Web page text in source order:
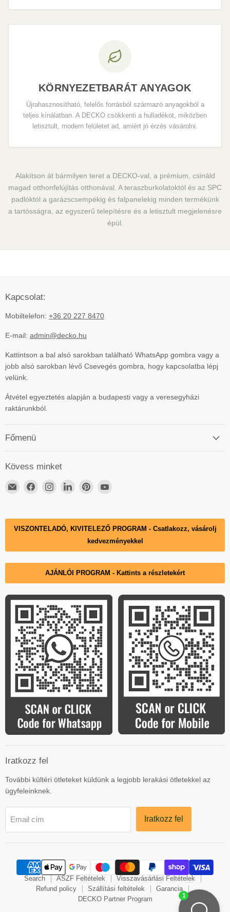
KÖRNYEZETBARÁT ANYAGOK
Újrahasznosítható, felelős forrásból származó anyagokból a
teljes kínálatban. A DECKO csökkenti a hulladékot, miközben
letisztult, modern felületet ad, amiért jó érzés vásárolni.
Alakítson át bármilyen teret a DECKO-val, a prémium, csináld
magad otthonfelújítás otthonával. A teraszburkolatoktól és az SPC
padlóktól a garázscsempékig és falpanelekig minden termékünk
a tartósságra, az egyszerű telepítésre és a letisztult megjelenésre
épül.
Kapcsolat:
Mobiltelefon: +36 20 227 8470
E-mail: admin@decko.hu
Kattintson a bal alsó sarokban található WhatsApp gombra vagy a
jobb alsó sarokban lévő Csevegés gombra, hogy kapcsolatba lépj
velünk.
Átvétel egyeztetés alapján a budapesti vagy a veresegyházi
raktárunkból.
Főmenü
Kövess minket
Email
ElérhetőségünkFacebook
ElérhetőségünkInstagram
ElérhetőségünkLinkedIn
ElérhetőségünkPinterest
VISZONTELADÓ, KIVITELEZŐ PROGRAM - Csatlakozz, vásárolj
kedvezményekkel
AJÁNLÓI PROGRAM - Kattints a részletekért
Iratkozz fel
További kültéri ötleteket küldünk a legjobb lerakási ötletekkel az
ügyfeleinknek.
Email cím Iratkozz fel
Search ASZF Feltételek
Visszavásárlási Feltételek
Refund policy
Szállítási feltételek
Garancia
DECKO Partner Program